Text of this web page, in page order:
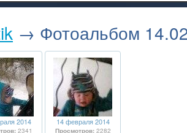
→ Фотоальбом
2014
2341
14 февраля 2014
Просмотров:2282